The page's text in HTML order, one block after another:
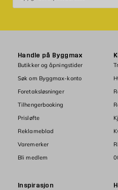
Handle på Byggmax
Butikker og åpningstider
Søk om Byggmax-konto
Foretaksløsninger
Tilhengerbooking
Prisløfte
Reklameblad
Varemerker
Bli medlem
Inspirasjon